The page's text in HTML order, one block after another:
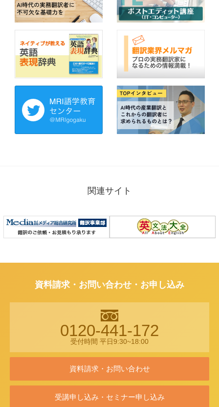
関連サイト
資料請求・お問い合わせ・お申し込み
0120-441-172
受付時間 平日9:30~18:00
資料請求・お問い合わせ
受講申し込み・セミナー申し込み